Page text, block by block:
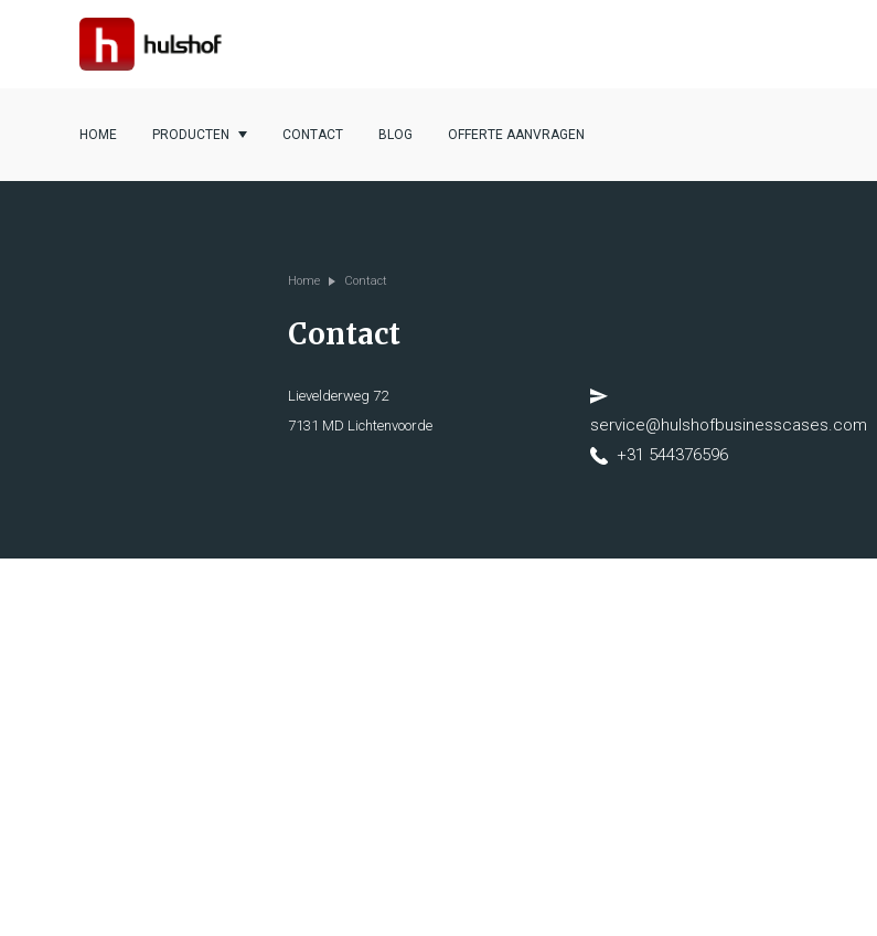
HOME PRODUCTEN CONTACT BLOG OFFERTE AANVRAGEN
Home Contact
Contact
Lievelderweg 72
7131 MD Lichtenvoorde
service@hulshofbusinesscases.com
+31 544376596